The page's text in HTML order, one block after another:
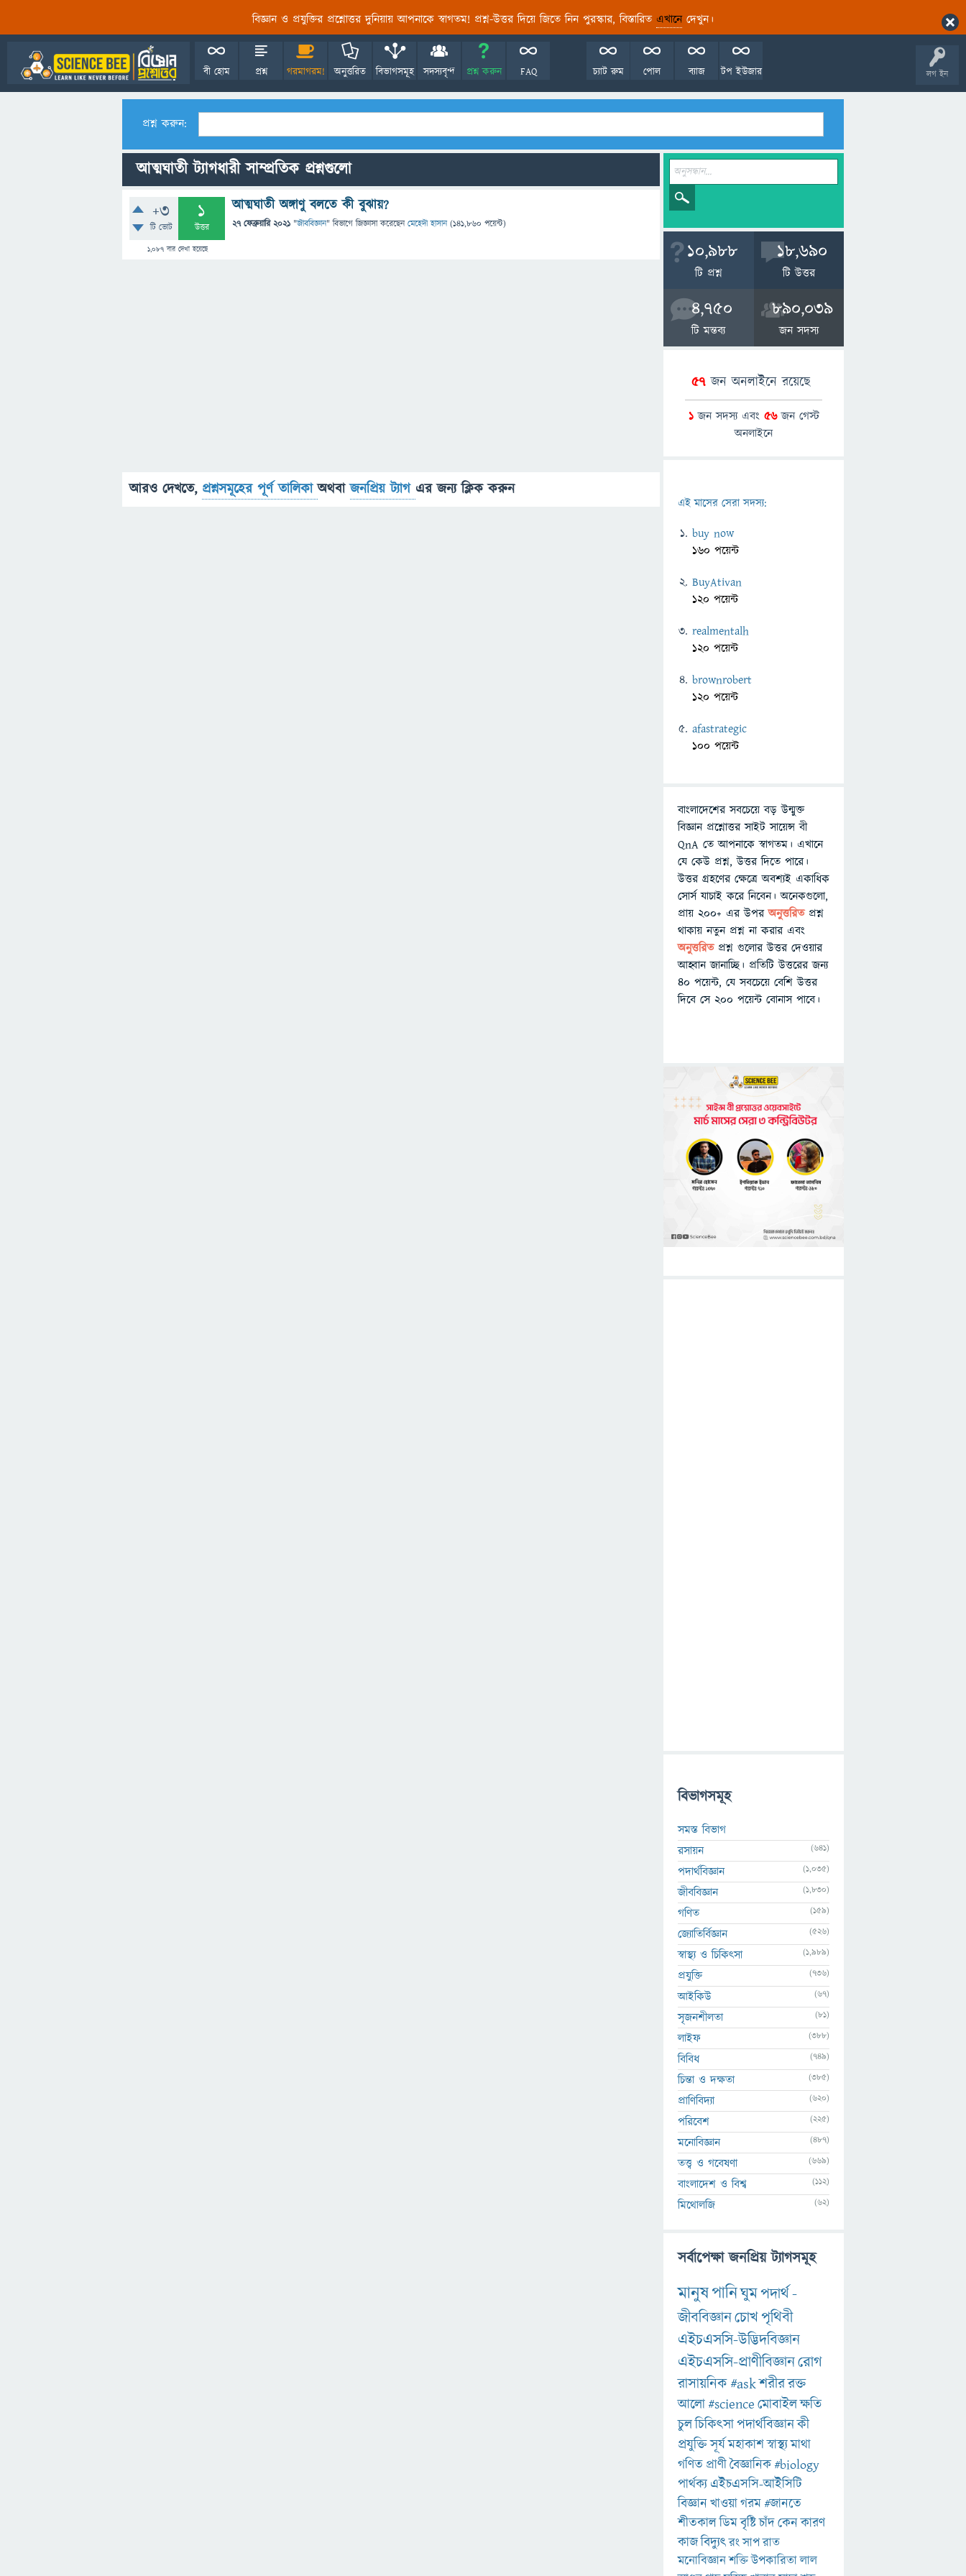
বিজ্ঞান ও প্রযুক্তির প্রশ্নোত্তর দুনিয়ায় আপনাকে স্বাগতম! প্রশ্ন-উত্তর দিয়ে জিতে নিন পুরস্কার, বিস্তারিত এখানেদেখুন।
লগ ইন
বী হোম প্রশ্ন গরমাগরম! অনুত্তরিত বিভাগসমূহ সদস্যবৃন্দ প্রশ্ন করুন FAQ টপ ইউজার
ব্যাজ
পোল
চ্যাট রুম
প্রশ্ন করুন:
আত্মঘাতী ট্যাগধারী সাম্প্রতিক প্রশ্নগুলো
+3
টি ভোট
1
উত্তর
1,087বার দেখা হয়েছে
আত্মঘাতী অঙ্গাণু বলতে কী বুঝায়?
27 ফেব্রুয়ারি 2021 "জীববিজ্ঞান" বিভাগে জিজ্ঞাসাকরেছেনমেহেদী হাসান (141,860 পয়েন্ট)
আরও দেখতে, প্রশ্নসমূহের পূর্ণ তালিকাঅথবাজনপ্রিয় ট্যাগ এর জন্য ক্লিক করুন
10,988
টি প্রশ্ন
18,690
টি উত্তর
4,750
টি মন্তব্য
890,039
জন সদস্য
57জন অনলাইনে রয়েছে
1জন সদস্য এবং 56জন গেস্ট
অনলাইনে
এই মাসের সেরা সদস্য:
buy now
160 পয়েন্ট
BuyAtivan
120 পয়েন্ট
realmentalh
120 পয়েন্ট
brownrobert
120 পয়েন্ট
afastrategic
100 পয়েন্ট
বাংলাদেশের সবচেয়ে বড় উন্মুক্ত
বিজ্ঞান প্রশ্নোত্তর সাইট সায়েন্স বী
QnA তে আপনাকে স্বাগতম। এখানে
যে কেউ প্রশ্ন, উত্তর দিতে পারে।
উত্তর গ্রহণের ক্ষেত্রে অবশ্যই একাধিক
সোর্স যাচাই করে নিবেন। অনেকগুলো,
প্রায় ২০০+ এর উপরঅনুত্তরিতপ্রশ্ন
থাকায় নতুন প্রশ্ন না করার এবং
অনুত্তরিত প্রশ্ন গুলোর উত্তর দেওয়ার
আহ্বান জানাচ্ছি। প্রতিটি উত্তরের জন্য
৪০ পয়েন্ট, যে সবচেয়ে বেশি উত্তর
দিবে সে ২০০ পয়েন্ট বোনাস পাবে।
বিভাগসমূহ
সমস্ত বিভাগ
রসায়ন
(641)
পদার্থবিজ্ঞান (1,035)
জীববিজ্ঞান (1,830)
গণিত (159)
জ্যোতির্বিজ্ঞান (526)
স্বাস্থ্য ও চিকিৎসা (1,989)
প্রযুক্তি (736)
আইকিউ (67)
সৃজনশীলতা (81)
লাইফ (388)
বিবিধ (749)
চিন্তা ও দক্ষতা (385)
প্রাণিবিদ্যা (620)
পরিবেশ (225)
মনোবিজ্ঞান (487)
তত্ত্ব ও গবেষণা (669)
বাংলাদেশ ও বিশ্ব (112)
মিথোলজি (62)
সর্বাপেক্ষা জনপ্রিয় ট্যাগসমূহ
মানুষপানিঘুমপদার্থ-
জীববিজ্ঞানচোখপৃথিবী
এইচএসসি-উদ্ভিদবিজ্ঞান
এইচএসসি-প্রাণীবিজ্ঞানরোগ
রাসায়নিক#askশরীররক্ত
আলো#scienceমোবাইলক্ষতি
চুলচিকিৎসাপদার্থবিজ্ঞানকী
প্রযুক্তিসূর্যমহাকাশস্বাস্থ্যমাথা
গণিত প্রাণীবৈজ্ঞানিক#biology
পার্থক্য এইচএসসি-আইসিটি
বিজ্ঞানখাওয়াগরম#জানতে
শীতকালডিমবৃষ্টিচাঁদকেনকারণ
কাজবিদ্যুৎরংসাপরাত
মনোবিজ্ঞানশক্তিউপকারিতালাল